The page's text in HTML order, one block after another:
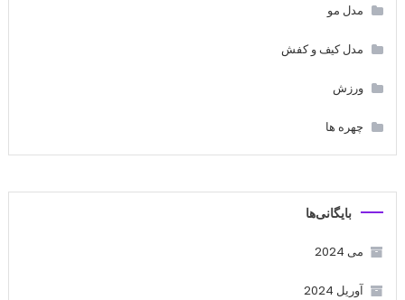
مدل مو
مدل کیف و کفش
ورزش
چهره ها
بایگانی‌ها
می 2024
آوریل 2024